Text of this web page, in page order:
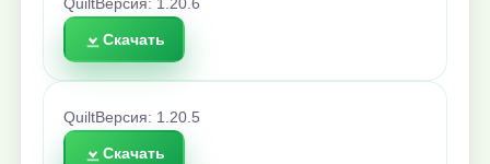
QuiltВерсия: 1.20.6
Скачать
QuiltВерсия: 1.20.5
Скачать